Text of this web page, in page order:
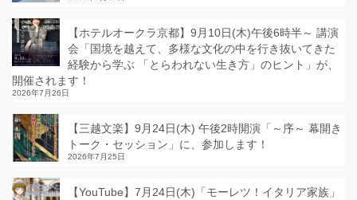
【ホテルオークラ京都】9月10日(木)午後6時半～ 講演
会「国境を越えて、多様な文化の中を行き抜いてきた
経験から学ぶ 「とらわれない生き方」のヒント」が、
開催されます！
2026年7月26日
【三越文楽】9月24日(木) 午後2時開演「～序～ 幕開き
トーク・セッション」に、参加します！
2026年7月25日
【YouTube】7月24日(木)「モーレツ！イタリア家族」